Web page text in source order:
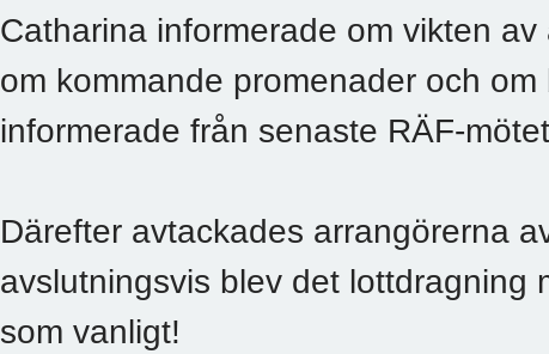
Catharina informerade om vikten
om kommande promenader och
informerade från senaste RÄF-
Därefter avtackades arrangörerna
avslutningsvis blev det lottdragning
som vanligt!